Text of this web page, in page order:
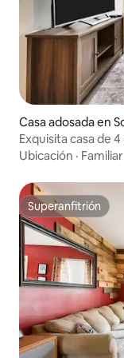
Casa adosada en
Exquisita casa de
y terraza en la
Ubicación · Familiar
Superanfitrión
Superanfitrión